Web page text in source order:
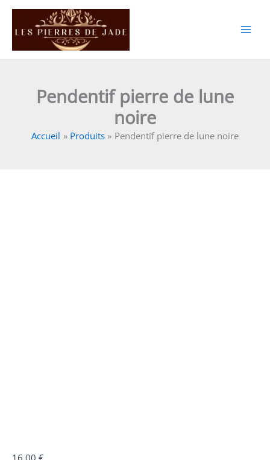
Aller
contenu
Pendentif pierre de lune
noire
Accueil Produits Pendentif pierre de lune noire
quantité